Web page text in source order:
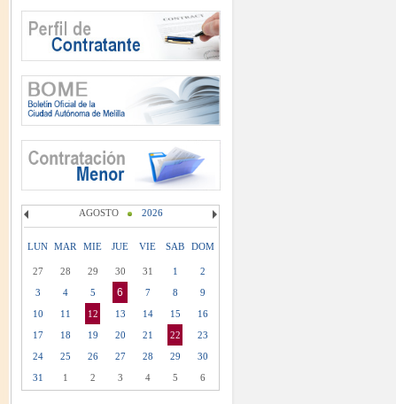
AGOSTO 2026
LUN MAR MIE JUE VIE SAB DOM
27 28 29 30 31 1
2
3
4 5 6 7 8
9
10
11 12 13 14 15
16
17
18 19 20 21 22
23
24
25 26 27 28 29
30
31
1 2 3 4 5 6